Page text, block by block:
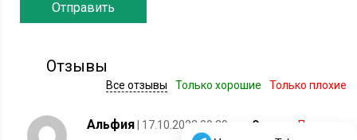
Отзывы
Все отзывы Только хорошие Только плохие
Альфия | 17.10.2022 09:29 Оценка: Плохо